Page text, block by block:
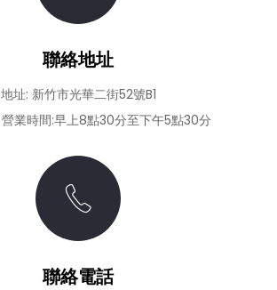
聯絡地址
地址: 新竹市光華二街52號B1
營業時間:早上8點30分至下午5點30分
聯絡電話